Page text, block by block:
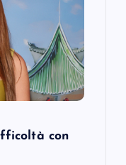
con